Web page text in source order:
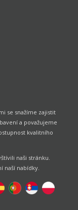
se snažíme zajistit
a považujeme
kvalitního
naši stránku.
naší nabídky.